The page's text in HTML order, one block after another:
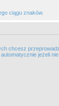
ciągu znaków.
chcesz
jeżeli